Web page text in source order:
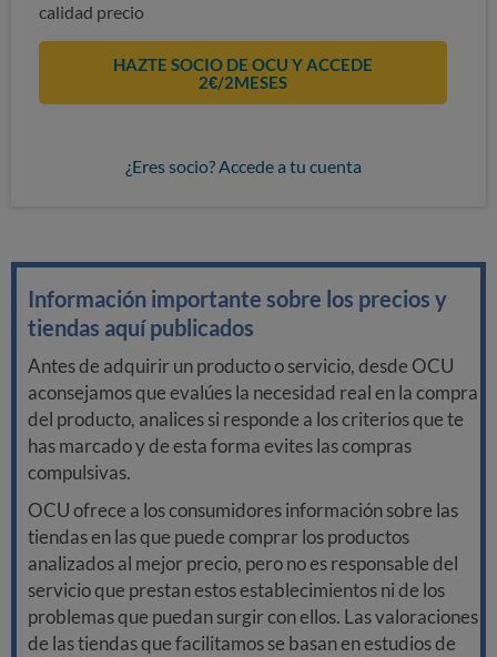
calidad precio
HAZTE SOCIO DE OCU Y ACCEDE
2€/2MESES
¿Eres socio? Accede a tu cuenta
Información importante sobre los precios y
tiendas aquí publicados
Antes de adquirir un producto o servicio, desde OCU
aconsejamos que evalúes la necesidad real en la compra
del producto, analices si responde a los criterios que te
has marcado y de esta forma evites las compras
compulsivas.
OCU ofrece a los consumidores información sobre las
tiendas en las que puede comprar los productos
analizados al mejor precio, pero no es responsable del
servicio que prestan estos establecimientos ni de los
problemas que puedan surgir con ellos. Las valoraciones
de las tiendas que facilitamos se basan en estudios de